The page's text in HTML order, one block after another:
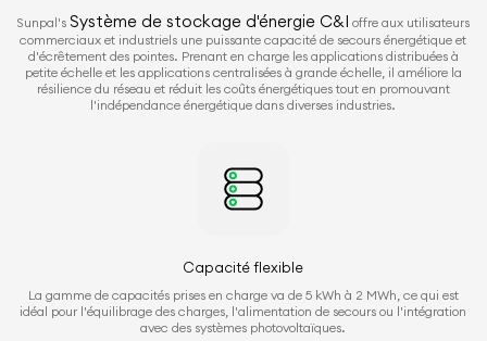
Sunpal's Système de stockage d'énergie C&I offre aux utilisateurs
commerciaux et industriels une puissante capacité de secours énergétique et
d'écrêtement des pointes. Prenant en charge les applications distribuées à
petite échelle et les applications centralisées à grande échelle, il améliore la
résilience du réseau et réduit les coûts énergétiques tout en promouvant
l'indépendance énergétique dans diverses industries.
Capacité flexible
La gamme de capacités prises en charge va de 5 kWh à 2 MWh, ce qui est
idéal pour l'équilibrage des charges, l'alimentation de secours ou l'intégration
avec des systèmes photovoltaïques.